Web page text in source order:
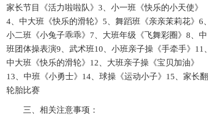
家长节目《活力啦啦队》3、小一班《快乐的小天使》
4、中大班《快乐的滑轮》5、舞蹈班《亲亲茉莉花》6、
小二班《小兔子乖乖》7、大班年级《飞舞彩圈》8、中
班团体操表演9、武术班10、小班亲子操《手牵手》11、
中大班《快乐的滑轮》12、大班亲子操《宝贝加油》
13、中班《小勇士》14、球操《运动小子》15、家长翻
轮胎比赛
三、相关注意事项：